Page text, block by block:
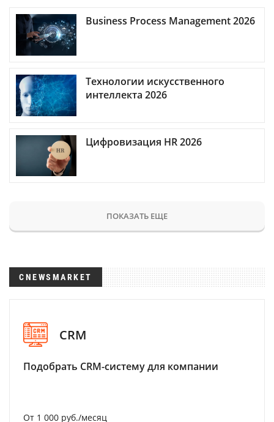
Business Process Management 2026
Технологии искусственного
интеллекта 2026
Цифровизация HR 2026
ПОКАЗАТЬ ЕЩЕ
CNEWSMARKET
CRM
Подобрать CRM-систему для компании
От 1 000 руб./месяц